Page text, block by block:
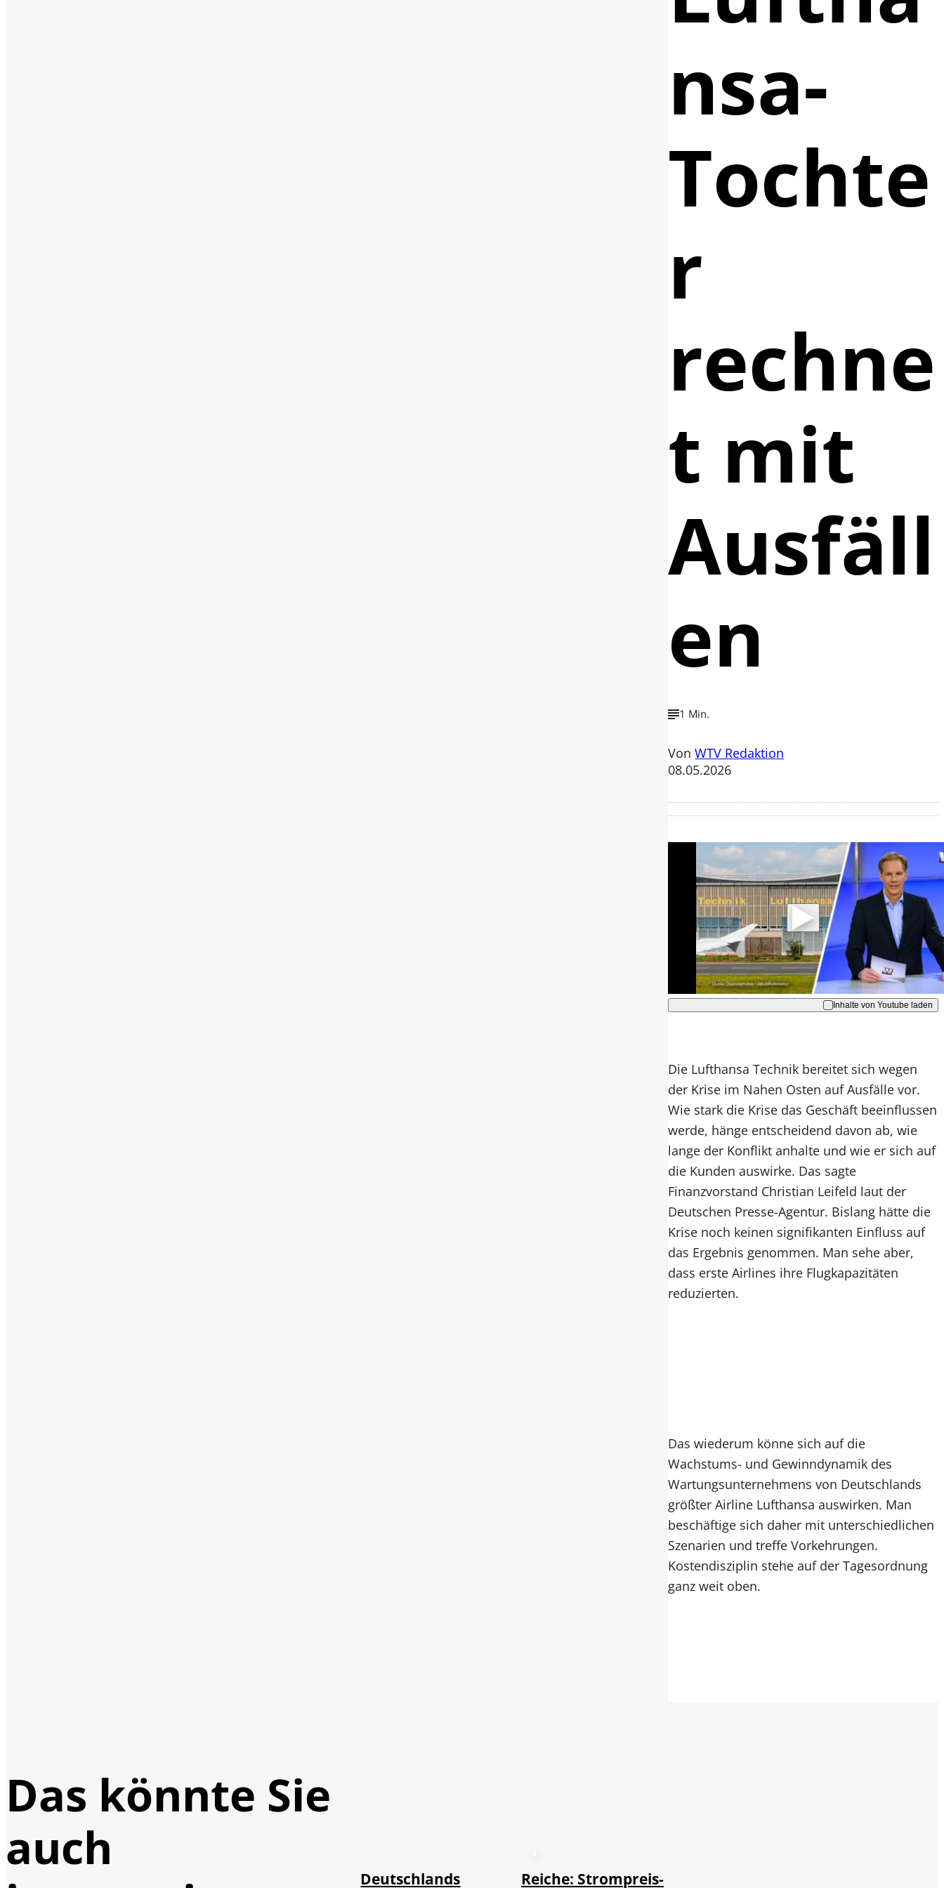
nsa-
Tochte
r
rechne
t mit
Ausfäll
en
1 Min.
VonWTV Redaktion
08.05.2026
Mit der Wiedergabe dieses Videos
werden Daten an Youtube übertragen.
Hinweise dazu erhalten Sie in der
Datenschutzerklärung
Akzeptieren
Inhalte von Youtube laden
Die Lufthansa Technik bereitet sich wegen
der Krise im Nahen Osten auf Ausfälle vor.
Wie stark die Krise das Geschäft beeinflussen
werde, hänge entscheidend davon ab, wie
lange der Konflikt anhalte und wie er sich auf
die Kunden auswirke. Das sagte
Finanzvorstand Christian Leifeld laut der
Deutschen Presse-Agentur. Bislang hätte die
Krise noch keinen signifikanten Einfluss auf
das Ergebnis genommen. Man sehe aber,
dass erste Airlines ihre Flugkapazitäten
reduzierten.
Das wiederum könne sich auf die
Wachstums- und Gewinndynamik des
Wartungsunternehmens von Deutschlands
größter Airline Lufthansa auswirken. Man
beschäftige sich daher mit unterschiedlichen
Szenarien und treffe Vorkehrungen.
Kostendisziplin stehe auf der Tagesordnung
ganz weit oben.
Das könnte Sie
auch
Deutschlands
Reiche: Strompreis-